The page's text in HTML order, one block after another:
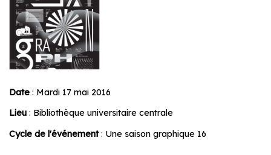
Date : Mardi 17 mai 2016
Lieu : Bibliothèque universitaire centrale
Cycle de l'événement: Une saison graphique 16